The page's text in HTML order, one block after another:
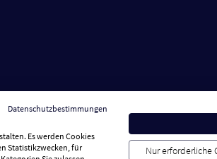
€
3-
Datenschutzbestimmungen
Es werden Cookies
Statistikzwecken, für
Nur erforderliche